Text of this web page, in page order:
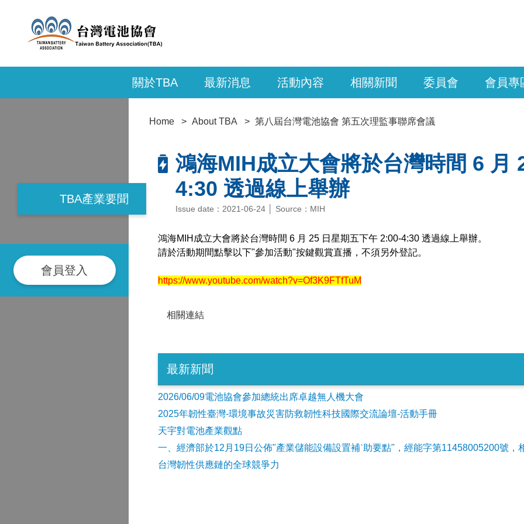
關於TBA 最新消息 活動內容 相關新聞 委員會 會員專
TBA產業要聞
會員登入
Home About TBA 第八屆台灣電池協會 第五次理監事聯席會議
鴻海MIH成立大會將於台灣時間 6 月
4:30 透過線上舉辦
Issue date：2021-06-24 │ Source：MIH
鴻海MIH成立大會將於台灣時間 6 月 25 日星期五下午 2:00-4:30 透過線上舉辦。
請於活動期間點擊以下"參加活動"按鍵觀賞直播，不須另外登記。
https://www.youtube.com/watch?v=Of3K9FTfTuM
相關連結
最新新聞
2026/06/09電池協會參加總統出席卓越無人機大會
2025年韌性臺灣-環境事故災害防救韌性科技國際交流論壇-活動手冊
天宇對電池產業觀點
一、經濟部於12月19日公佈"產業儲能設備設置補ˋ助要點"，經能字第11458005200號，
台灣韌性供應鏈的全球競爭力